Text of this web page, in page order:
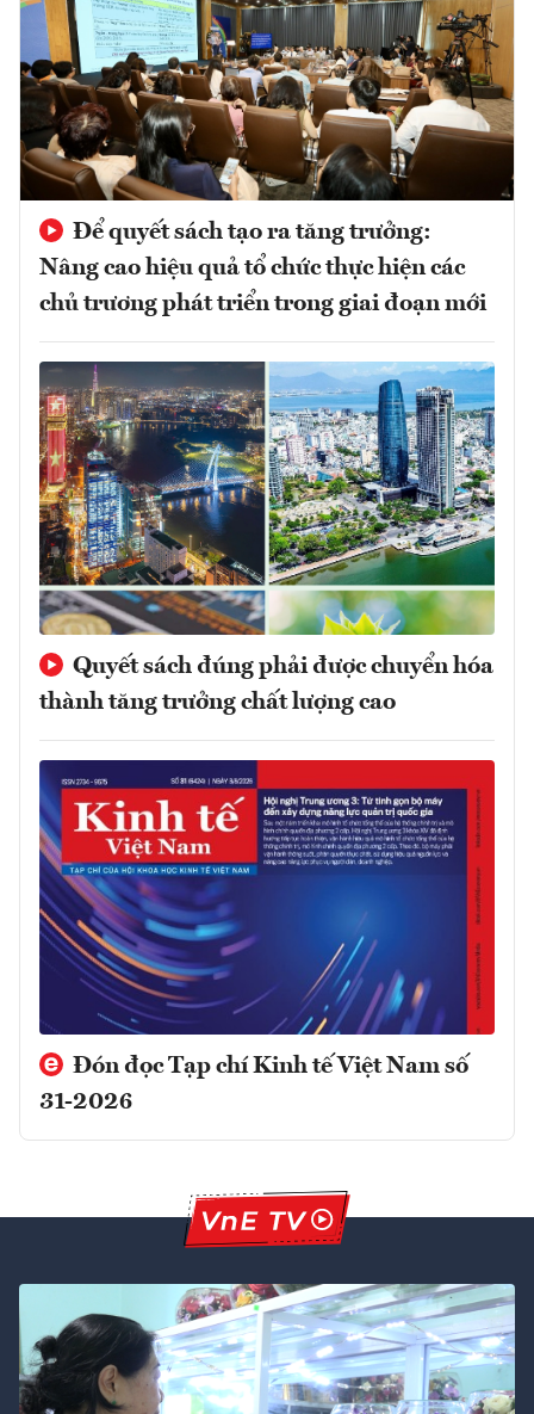
Để quyết sách tạo ra tăng trưởng:
Nâng cao hiệu quả tổ chức thực hiện các
chủ trương phát triển trong giai đoạn mới
Quyết sách đúng phải được chuyển hóa
thành tăng trưởng chất lượng cao
Đón đọc Tạp chí Kinh tế Việt Nam số
31-2026